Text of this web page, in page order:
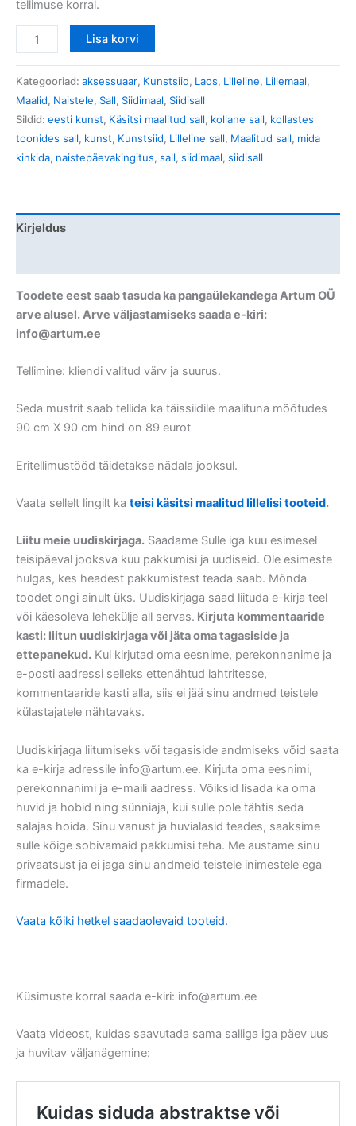
tellimuse korral.
Lisa korvi
Kategooriad: aksessuaar, Kunstsiid, Laos, Lilleline, Lillemaal,
Maalid, Naistele, Sall, Siidimaal, Siidisall
Sildid: eesti kunst, Käsitsi maalitud sall, kollane sall, kollastes
toonides sall, kunst, Kunstsiid, Lilleline sall, Maalitud sall, mida
kinkida, naistepäevakingitus, sall, siidimaal, siidisall
Kirjeldus
Toodete eest saab tasuda ka pangaülekandega Artum OÜ
arve alusel. Arve väljastamiseks saada e-kiri:
info@artum.ee
Tellimine: kliendi valitud värv ja suurus.
Seda mustrit saab tellida ka täissiidile maalituna mõõtudes
90 cm X 90 cm hind on 89 eurot
Eritellimustööd täidetakse nädala jooksul.
Vaata sellelt lingilt ka teisi käsitsi maalitud lillelisi tooteid.
Liitu meie uudiskirjaga. Saadame Sulle iga kuu esimesel
teisipäeval jooksva kuu pakkumisi ja uudiseid. Ole esimeste
hulgas, kes headest pakkumistest teada saab. Mõnda
toodet ongi ainult üks. Uudiskirjaga saad liituda e-kirja teel
või käesoleva lehekülje all servas. Kirjuta kommentaaride
kasti: liitun uudiskirjaga või jäta oma tagasiside ja
ettepanekud. Kui kirjutad oma eesnime, perekonnanime ja
e-posti aadressi selleks ettenähtud lahtritesse,
kommentaaride kasti alla, siis ei jää sinu andmed teistele
külastajatele nähtavaks.
Uudiskirjaga liitumiseks või tagasiside andmiseks võid saata
ka e-kirja adressile info@artum.ee. Kirjuta oma eesnimi,
perekonnanimi ja e-maili aadress. Võiksid lisada ka oma
huvid ja hobid ning sünniaja, kui sulle pole tähtis seda
salajas hoida. Sinu vanust ja huvialasid teades, saaksime
sulle kõige sobivamaid pakkumisi teha. Me austame sinu
privaatsust ja ei jaga sinu andmeid teistele inimestele ega
firmadele.
Vaata kõiki hetkel saadaolevaid tooteid.
Küsimuste korral saada e-kiri: info@artum.ee
Vaata videost, kuidas saavutada sama salliga iga päev uus
ja huvitav väljanägemine: